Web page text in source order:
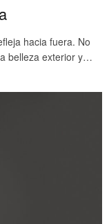
hacia fuera. No
belleza exterior y…